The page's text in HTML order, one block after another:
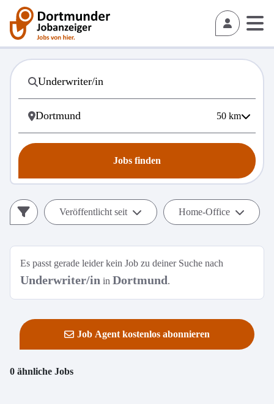
50 km
Jobs finden
Veröffentlicht seit Home-Office
Es passt gerade leider kein Job zu deiner Suche nach
Underwriter/in in Dortmund.
Job Agent kostenlos abonnieren
0 ähnliche Jobs